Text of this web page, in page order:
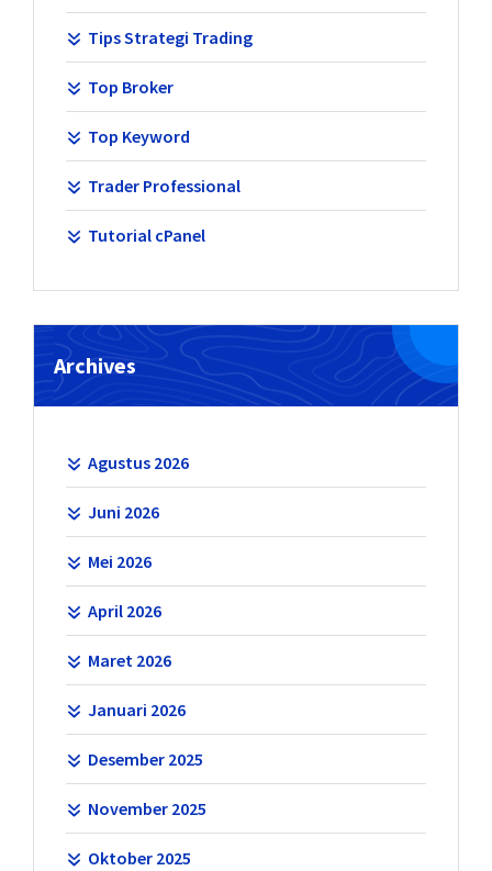
Tips Strategi Trading
Top Broker
Top Keyword
Trader Professional
Tutorial cPanel
Archives
Agustus 2026
Juni 2026
Mei 2026
April 2026
Maret 2026
Januari 2026
Desember 2025
November 2025
Oktober 2025